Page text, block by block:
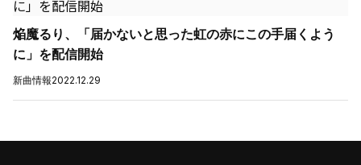
焔魔るり、「届かないと思った虹の赤にこの手届くよう
に」を配信開始
新曲情報2022.12.29